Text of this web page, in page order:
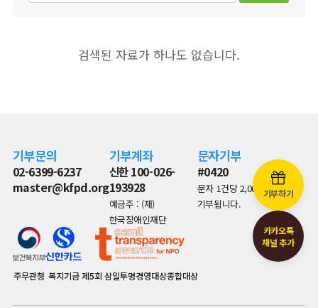
검색된 자료가 하나도 없습니다.
기부하기
카카오톡
채널 추가
기부문의
02-6399-6237
master@kfpd.org
기부계좌
신한 100-026-
193928
예금주 : (재)
한국장애인재단
문자기부
#0420
문자 1건당 2,000원이
기부됩니다.
주무관청 복지기금제5회 삼일투명경영대상종합대상